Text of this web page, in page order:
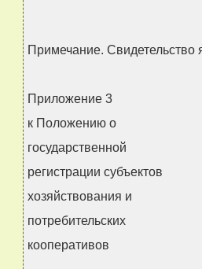
Примечание. Свидетельство
Приложение 3
к Положению о
государственной
регистрации субъектов
хозяйствования и
потребительских
кооперативов